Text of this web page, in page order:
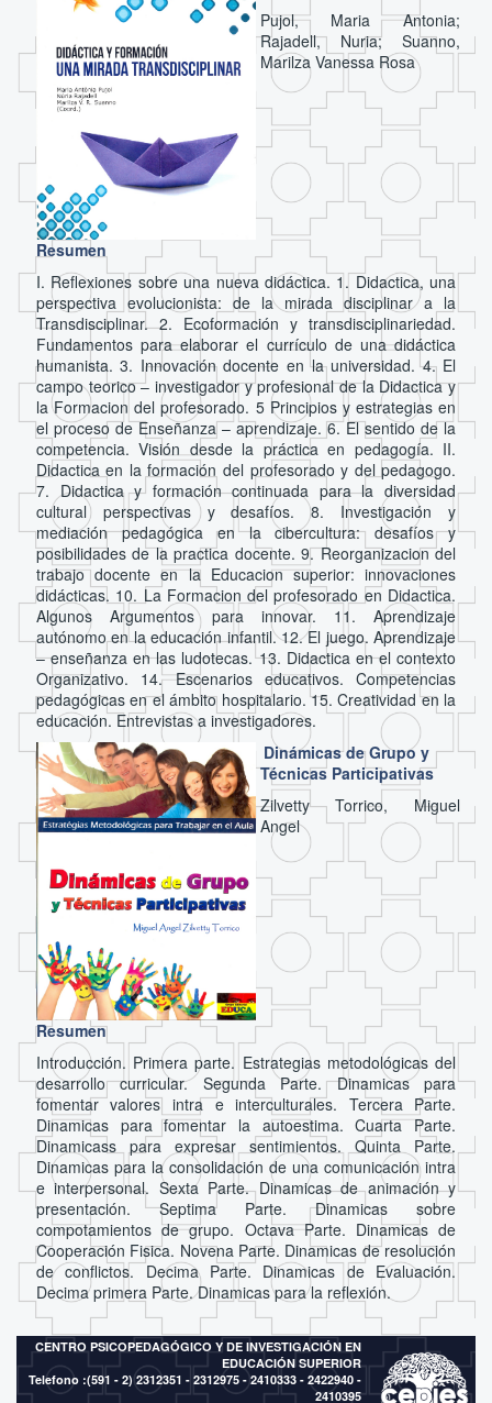
Pujol, Maria Antonia;
Rajadell, Nuria; Suanno,
Marilza Vanessa Rosa
Resumen
I. Reflexiones sobre una nueva didáctica. 1. Didactica, una
perspectiva evolucionista: de la mirada disciplinar a la
Transdisciplinar. 2. Ecoformación y transdisciplinariedad.
Fundamentos para elaborar el currículo de una didáctica
humanista. 3. Innovación docente en la universidad. 4. El
campo teorico – investigador y profesional de la Didactica y
la Formacion del profesorado. 5 Principios y estrategias en
el proceso de Enseñanza – aprendizaje. 6. El sentido de la
competencia. Visión desde la práctica en pedagogía. II.
Didactica en la formación del profesorado y del pedagogo.
7. Didactica y formación continuada para la diversidad
cultural perspectivas y desafíos. 8. Investigación y
mediación pedagógica en la cibercultura: desafíos y
posibilidades de la practica docente. 9. Reorganizacion del
trabajo docente en la Educacion superior: innovaciones
didácticas. 10. La Formacion del profesorado en Didactica.
Algunos Argumentos para innovar. 11. Aprendizaje
autónomo en la educación infantil. 12. El juego. Aprendizaje
– enseñanza en las ludotecas. 13. Didactica en el contexto
Organizativo. 14. Escenarios educativos. Competencias
pedagógicas en el ámbito hospitalario. 15. Creatividad en la
educación. Entrevistas a investigadores.
Dinámicas de Grupo y
Técnicas Participativas
Zilvetty Torrico, Miguel
Angel
Resumen
Introducción. Primera parte. Estrategias metodológicas del
desarrollo curricular. Segunda Parte. Dinamicas para
fomentar valores intra e interculturales. Tercera Parte.
Dinamicas para fomentar la autoestima. Cuarta Parte.
Dinamicass para expresar sentimientos. Quinta Parte.
Dinamicas para la consolidación de una comunicación intra
e interpersonal. Sexta Parte. Dinamicas de animación y
presentación. Septima Parte. Dinamicas sobre
compotamientos de grupo. Octava Parte. Dinamicas de
Cooperación Fisica. Novena Parte. Dinamicas de resolución
de conflictos. Decima Parte. Dinamicas de Evaluación.
Decima primera Parte. Dinamicas para la reflexión.
CENTRO PSICOPEDAGÓGICO Y DE INVESTIGACIÓN EN
EDUCACIÓN SUPERIOR
Telefono :(591 - 2) 2312351 - 2312975 - 2410333 - 2422940 -
2410395